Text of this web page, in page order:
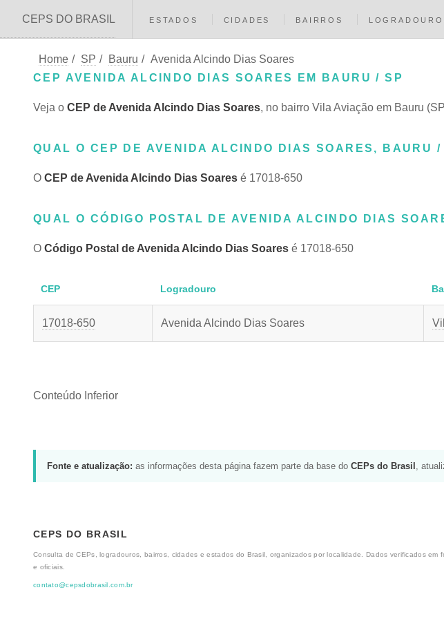
CEPS DO BRASIL ESTADOS CIDADES BAIRROS
Home / SP / Bauru / Avenida Alcindo Dias Soares
CEP AVENIDA ALCINDO DIAS SOARES EM BAURU / SP
Veja o CEP de Avenida Alcindo Dias Soares, no bairro Vila Aviação em Bauru
QUAL O CEP DE AVENIDA ALCINDO DIAS SOARES, BAURU /
O CEP de Avenida Alcindo Dias Soares é 17018-650
QUAL O CÓDIGO POSTAL DE AVENIDA ALCINDO DIAS
O Código Postal de Avenida Alcindo Dias Soares é 17018-650
CEP Logradouro
17018-650 Avenida Alcindo Dias Soares
Conteúdo Inferior
Fonte e atualização: as informações desta página fazem parte da base do CEPs do Brasil ,
CEPS DO BRASIL
Consulta de CEPs, logradouros, bairros, cidades e estados do Brasil, organizados por localidade. Dados verificados em
e oficiais.
contato@cepsdobrasil.com.br